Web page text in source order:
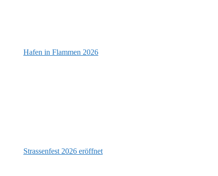
Hafen in Flammen 2026
Strassenfest 2026 eröffnet